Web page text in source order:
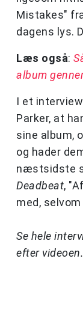
Mistakes"
dagens lys.
Læs også:
album
I et
Parker, at
sine album,
og hader
næstsidste
Deadbeat,
med,
Se hele
efter videoen.